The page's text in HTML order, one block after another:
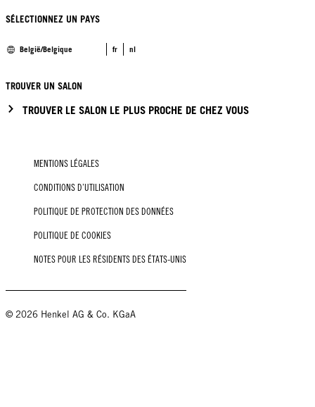
SÉLECTIONNEZ UN PAYS
België/Belgique fr nl
TROUVER UN SALON
TROUVER LE SALON LE PLUS PROCHE DE CHEZ VOUS
MENTIONS LÉGALES
CONDITIONS D’UTILISATION
POLITIQUE DE PROTECTION DES DONNÉES
POLITIQUE DE COOKIES
NOTES POUR LES RÉSIDENTS DES ÉTATS-UNIS
© 2026 Henkel AG & Co. KGaA